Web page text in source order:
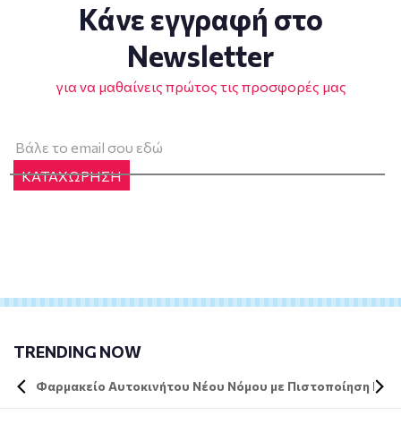
Κάνε εγγραφή στο
Newsletter
για να μαθαίνεις πρώτος τις προσφορές μας
ΚΑΤΑΧΩΡΗΣΗ
TRENDING NOW
Φαρμακείο Αυτοκινήτου Νέου Νόμου με Πιστοποίηση DIN